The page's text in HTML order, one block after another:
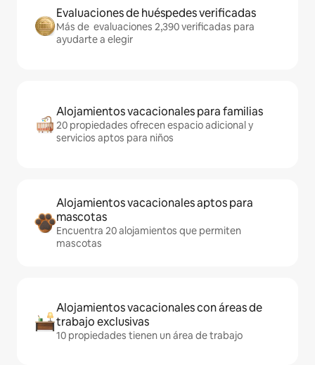
Evaluaciones de huéspedes verificadas
Más de evaluaciones 2,390 verificadas para
ayudarte a elegir
Alojamientos vacacionales para familias
20 propiedades ofrecen espacio adicional y
servicios aptos para niños
Alojamientos vacacionales aptos para
mascotas
Encuentra 20 alojamientos que permiten
mascotas
Alojamientos vacacionales con áreas de
trabajo exclusivas
10 propiedades tienen un área de trabajo